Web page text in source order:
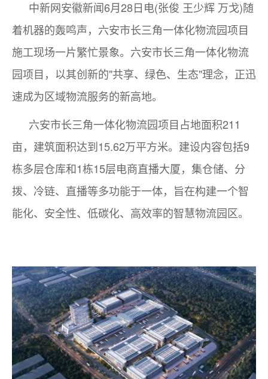
中新网安徽新闻6月28日电(张俊 王少辉 万戈)随
着机器的轰鸣声，六安市长三角一体化物流园项目
施工现场一片繁忙景象。六安市长三角一体化物流
园项目，以其创新的"共享、绿色、生态"理念，正迅
速成为区域物流服务的新高地。
六安市长三角一体化物流园项目占地面积211
亩，建筑面积达到15.62万平方米。建设内容包括9
栋多层仓库和1栋15层电商直播大厦，集仓储、分
拨、冷链、直播等多功能于一体，旨在构建一个智
能化、安全性、低碳化、高效率的智慧物流园区。